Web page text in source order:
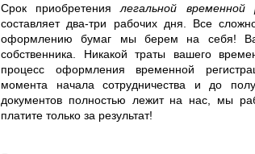
Срок приобретениялегальной временной
составляет два-три рабочих дня. Все
оформлению бумаг мы берем на себя!
собственника. Никакой траты вашего
процесс оформления временной
момента начала сотрудничества и до
документов полностью лежит на нас, мы
платите только за результат!